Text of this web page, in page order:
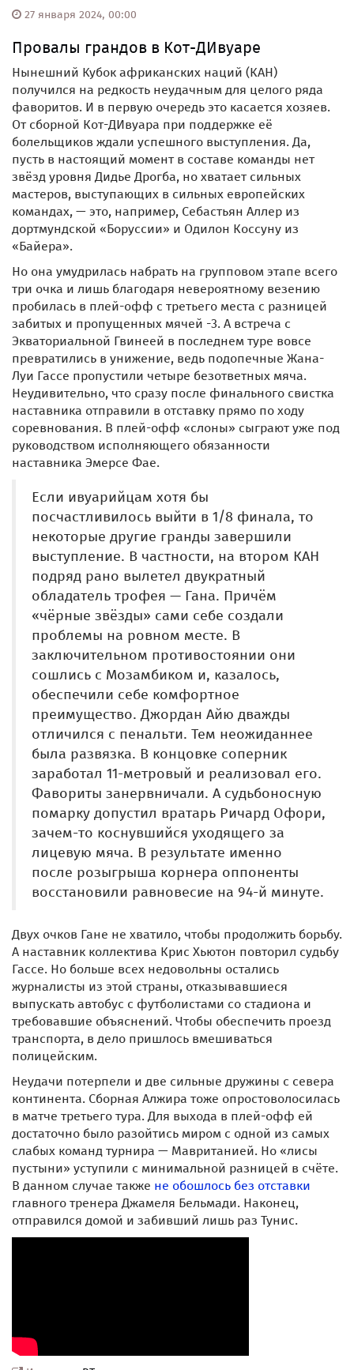
27 января 2024, 00:00
Провалы грандов в Кот-ДИвуаре
Нынешний Кубок африканских наций (КАН)
получился на редкость неудачным для целого ряда
фаворитов. И в первую очередь это касается хозяев.
От сборной Кот-ДИвуара при поддержке её
болельщиков ждали успешного выступления. Да,
пусть в настоящий момент в составе команды нет
звёзд уровня Дидье Дрогба, но хватает сильных
мастеров, выступающих в сильных европейских
командах, — это, например, Себастьян Аллер из
дортмундской «Боруссии» и Одилон Коссуну из
«Байера».
Но она умудрилась набрать на групповом этапе всего
три очка и лишь благодаря невероятному везению
пробилась в плей-офф с третьего места с разницей
забитых и пропущенных мячей -3. А встреча с
Экваториальной Гвинеей в последнем туре вовсе
превратились в унижение, ведь подопечные Жана-
Луи Гассе пропустили четыре безответных мяча.
Неудивительно, что сразу после финального свистка
наставника отправили в отставку прямо по ходу
соревнования. В плей-офф «слоны» сыграют уже под
руководством исполняющего обязанности
наставника Эмерсе Фае.
Если ивуарийцам хотя бы
посчастливилось выйти в 1/8 финала, то
некоторые другие гранды завершили
выступление. В частности, на втором КАН
подряд рано вылетел двукратный
обладатель трофея — Гана. Причём
«чёрные звёзды» сами себе создали
проблемы на ровном месте. В
заключительном противостоянии они
сошлись с Мозамбиком и, казалось,
обеспечили себе комфортное
преимущество. Джордан Айю дважды
отличился с пенальти. Тем неожиданнее
была развязка. В концовке соперник
заработал 11-метровый и реализовал его.
Фавориты занервничали. А судьбоносную
помарку допустил вратарь Ричард Офори,
зачем-то коснувшийся уходящего за
лицевую мяча. В результате именно
после розыгрыша корнера оппоненты
восстановили равновесие на 94-й минуте.
Двух очков Гане не хватило, чтобы продолжить борьбу.
А наставник коллектива Крис Хьютон повторил судьбу
Гассе. Но больше всех недовольны остались
журналисты из этой страны, отказывавшиеся
выпускать автобус с футболистами со стадиона и
требовавшие объяснений. Чтобы обеспечить проезд
транспорта, в дело пришлось вмешиваться
полицейским.
Неудачи потерпели и две сильные дружины с севера
континента. Сборная Алжира тоже опростоволосилась
в матче третьего тура. Для выхода в плей-офф ей
достаточно было разойтись миром с одной из самых
слабых команд турнира — Мавританией. Но «лисы
пустыни» уступили с минимальной разницей в счёте.
В данном случае также не обошлось без отставки
главного тренера Джамеля Бельмади. Наконец,
отправился домой и забивший лишь раз Тунис.